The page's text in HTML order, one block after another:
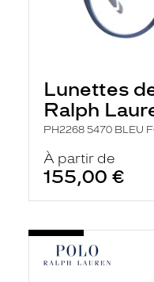
Lunettes
Ralph
PH2268 5470 BLEU
À partir de
155,00 €